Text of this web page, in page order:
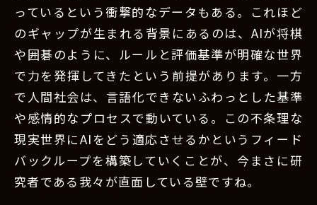
っているという衝撃的なデータもある。これほど
のギャップが生まれる背景にあるのは、AIが将棋
や囲碁のように、ルールと評価基準が明確な世界
で力を発揮してきたという前提があります。一方
で人間社会は、言語化できないふわっとした基準
や感情的なプロセスで動いている。この不条理な
現実世界にAIをどう適応させるかというフィード
バックループを構築していくことが、今まさに研
究者である我々が直面している壁ですね。